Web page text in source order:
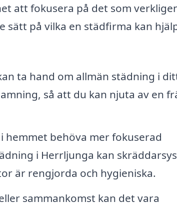
att fokusera på det som
på vilka en städfirma kan
ta hand om allmän städning i
så att du kan njuta av en
hemmet behöva mer fokuserad
i Herrljunga kan
är rengjorda och hygieniska.
sammankomst kan det vara